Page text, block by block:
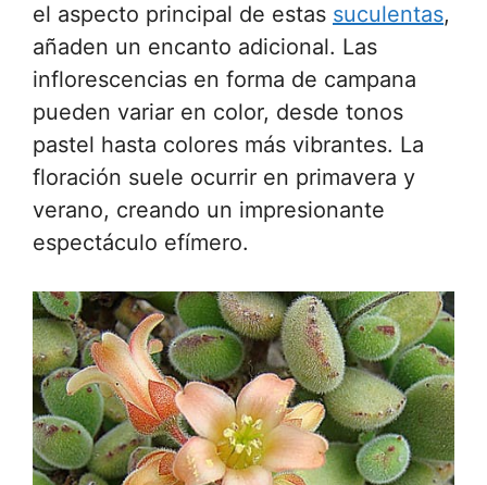
el aspecto principal de estas suculentas,
añaden un encanto adicional. Las
inflorescencias en forma de campana
pueden variar en color, desde tonos
pastel hasta colores más vibrantes. La
floración suele ocurrir en primavera y
verano, creando un impresionante
espectáculo efímero.